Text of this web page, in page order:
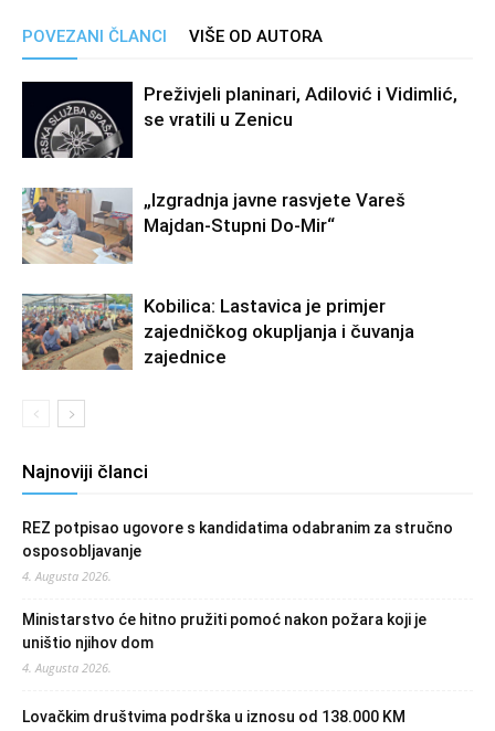
POVEZANI ČLANCI VIŠE OD AUTORA
Preživjeli planinari, Adilović i Vidimlić,
se vratili u Zenicu
„Izgradnja javne rasvjete Vareš
Majdan-Stupni Do-Mir“
Kobilica: Lastavica je primjer
zajedničkog okupljanja i čuvanja
zajednice
Najnoviji članci
REZ potpisao ugovore s kandidatima odabranim za stručno
osposobljavanje
4. Augusta 2026.
Ministarstvo će hitno pružiti pomoć nakon požara koji je
uništio njihov dom
4. Augusta 2026.
Lovačkim društvima podrška u iznosu od 138.000 KM